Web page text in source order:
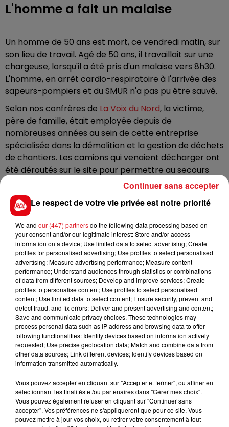
L'homme a fait un malaise
Un homme de 50 ans est mort, ce vendredi matin, sur
son lieu de travail. Agé de 50 ans, il travaillait sur une
chargeuse, lorsqu'il a été pris d'un malaise vers 8h30.
L'homme, en arrêt cardio-respiratoire à l'arrivée des
sapeurs-pompiers et du SMUR n'a pas pu être sauvé.
Selon nos confrères de La Voix du Nord, la victime,
père de famille, était employée depuis de
nombreuses années au sein de cette entreprise
spécialisée dans la démolition et la gestion de déchets
de chantiers. Les camions qui venaient décharger ont
été déroutés sur le site pour permettre au secours
Une enquête a été ouverte.
FIL D'ACTUS
15 juillet 2026
BÉTHUNE: ENQUÊTE POUR HOMICIDE
VOLONTAIRE EN COURS, APRÈS LA...
Selon les premiers éléments, le logement servait
à des prostituées
Le respect de votre vie privée est notre priorité
We and our (447) partnersdo the following data processing based on
your consent and/or our legitimate interest: Store and/or access
information on a device; Use limited data to select advertising; Create
profiles for personalised advertising; Use profiles to select personalised
advertising; Measure advertising performance; Measure content
performance; Understand audiences through statistics or combinations
of data from different sources; Develop and improve services; Create
profiles to personalise content; Use profiles to select personalised
content; Use limited data to select content; Ensure security, prevent and
detect fraud, and fix errors; Deliver and present advertising and content;
Save and communicate privacy choices. These technologies may
process personal data such as IP address and browsing data to offer
following functionalities: Identify devices based on information actively
requested; Use precise geolocation data; Match and combine data from
other data sources; Link different devices; Identify devices based on
information transmitted automatically.
Vous pouvez accepter en cliquant sur "Accepter et fermer", ou affiner en
sélectionnant les finalités et/ou partenaires dans "Gérer mes choix".
Vous pouvez également refuser en cliquant sur "Continuer sans
accepter". Vos préférences ne s'appliqueront que pour ce site. Vous
pouvez mettre à jour vos choix, ou retirer votre consentement à tout
Continuer sans accepter